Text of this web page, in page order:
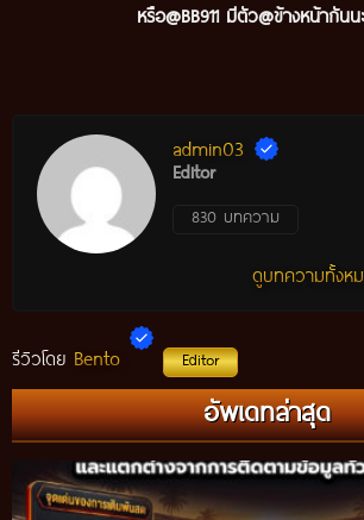
หรือ@BB911 มีตัว@ข้างหน้ากัน
admin03
Editor
830 บทความ
ดูบทความทั้งห
รีวิวโดย Bento Editor
อัพเดทล่าสุด